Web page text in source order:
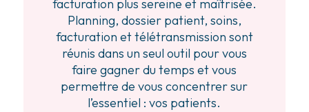
facturation plus sereine et maîtrisée.
Planning, dossier patient, soins,
facturation et télétransmission sont
réunis dans un seul outil pour vous
faire gagner du temps et vous
permettre de vous concentrer sur
l’essentiel : vos patients.